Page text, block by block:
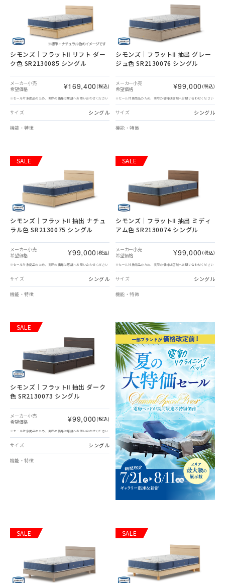
シモンズ｜フラットⅡ リフト ダー
ク色 SR2130085 シングル
メーカー小売
希望価格
¥169,400 (税込)
※セール対象商品のため、実際の価格は店舗へお問い合わせください
サイズ シングル
機能・特徴
シモンズ｜フラットⅡ 抽出 グレー
ジュ色 SR2130076 シングル
メーカー小売
希望価格
¥99,000 (税込)
※セール対象商品のため、実際の価格は店舗へお問い合わせください
サイズ シングル
機能・特徴
SALE
シモンズ｜フラットⅡ 抽出 ナチュ
ラル色 SR2130075 シングル
メーカー小売
希望価格
¥99,000 (税込)
※セール対象商品のため、実際の価格は店舗へお問い合わせください
サイズ シングル
機能・特徴
SALE
シモンズ｜フラットⅡ 抽出 ミディ
アム色 SR2130074 シングル
メーカー小売
希望価格
¥99,000 (税込)
※セール対象商品のため、実際の価格は店舗へお問い合わせください
サイズ シングル
機能・特徴
SALE
シモンズ｜フラットⅡ 抽出 ダーク
色 SR2130073 シングル
メーカー小売
希望価格
¥99,000 (税込)
※セール対象商品のため、実際の価格は店舗へお問い合わせください
サイズ シングル
機能・特徴
SALE SALE